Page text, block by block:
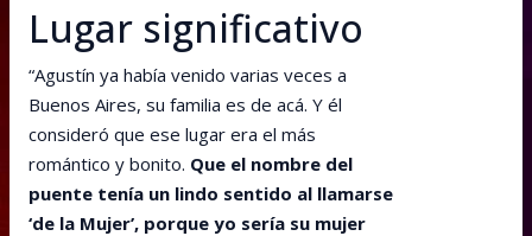
Lugar significativo
“Agustín ya había venido varias veces a
Buenos Aires, su familia es de acá. Y él
consideró que ese lugar era el más
romántico y bonito. Que el nombre del
puente tenía un lindo sentido al llamarse
‘de la Mujer’, porque yo sería su mujer